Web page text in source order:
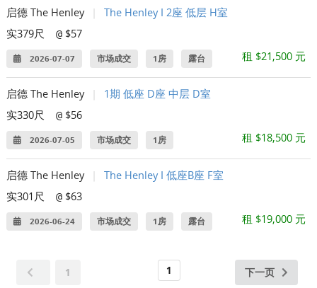
启德 The Henley
The Henley I 2座 低层 H室
实379尺
@ $57
2026-07-07 市场成交 1房 露台 租 $21,500 元
启德 The Henley
1期 低座 D座 中层 D室
实330尺
@ $56
2026-07-05 市场成交 1房 租 $18,500 元
启德 The Henley
The Henley I 低座B座 F室
实301尺
@ $63
2026-06-24 市场成交 1房 露台 租 $19,000 元
1 1 下一页